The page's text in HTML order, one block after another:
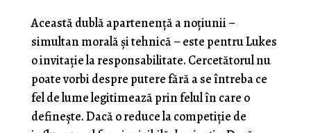
Această dublă apartenență a noțiunii –
simultan morală și tehnică – este pentru Lukes
o invitație la responsabilitate. Cercetătorul nu
poate vorbi despre putere fără a se întreba ce
fel de lume legitimează prin felul în care o
definește. Dacă o reduce la competiție de